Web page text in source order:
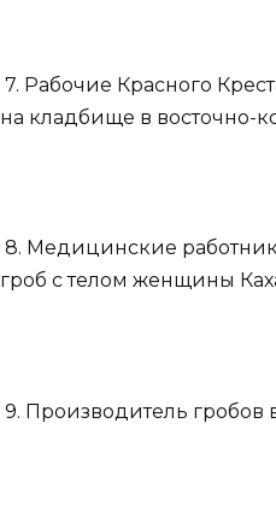
7. Рабочие Красного
на кладбище в восточно-
8. Медицинские
гроб с телом женщины
9. Производитель гробов